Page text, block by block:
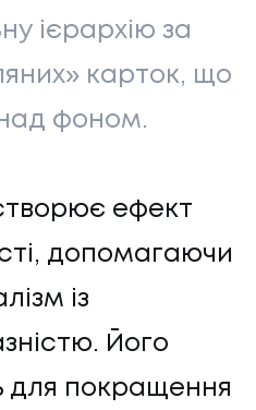
ієрархію за
карток, що
фоном.
ефект
допомагаючи
із
Його
для покращення